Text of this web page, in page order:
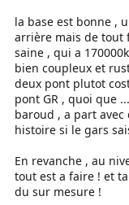
la base est bonne ,
arrière mais de tout
saine , qui a
bien coupleux et
deux pont plutot
pont GR , quoi que
baroud , a part avec
histoire si le gars
En revanche , au
tout est a faire ! et
du sur mesure !